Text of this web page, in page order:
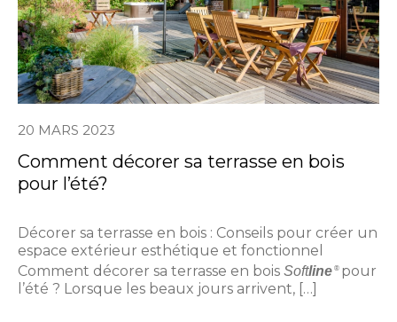
20 MARS 2023
Comment décorer sa terrasse en bois
pour l’été?
Décorer sa terrasse en bois : Conseils pour créer un
espace extérieur esthétique et fonctionnel
Comment décorer sa terrasse en bois Softline ®pour
l’été ? Lorsque les beaux jours arrivent, […]